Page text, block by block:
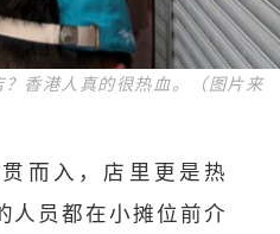
香港人真的很热血。（图片来
而入，店里更是热
人员都在小摊位前介